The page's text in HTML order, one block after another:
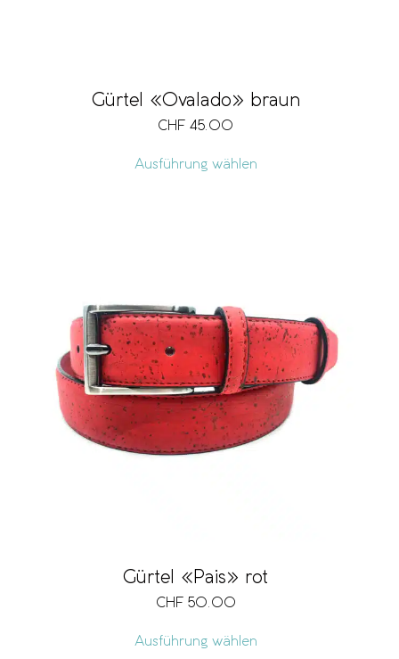
Gürtel «Ovalado» braun
CHF 45.00
Ausführung wählen
Gürtel «Pais» rot
CHF 50.00
Ausführung wählen